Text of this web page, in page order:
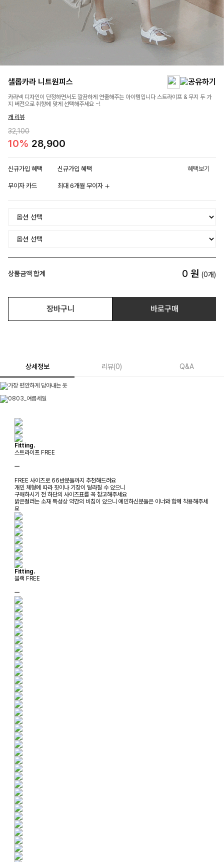
샐롭카라 니트원피스
카라넥 디자인이 단정하면서도 깔끔하게 연출해주는 아이템입니다 스트라이프 & 무지 두 가
지 버전으로 취향에 맞게 선택해주세요 ~!
개 리뷰
32,100
10% 28,900
신규가입 혜택 신규가입 혜택 혜택보기
무이자 카드 최대 6개월 무이자
상품금액 합계 0 원 (0개)
장바구니 바로구매
상세정보 리뷰(0) Q&A
Fitting.
스트라이프 FREE
ㅡ
FREE 사이즈로 66반분들까지 추천해드려요
개인 체형에 따라 핏이나 기장이 달라질 수 있으니
구매하시기 전 하단의 사이즈표를 꼭 참고해주세요
밝은컬러는 소재 특성상 약간의 비침이 있으니 예민하신분들은 이너와 함께 착용해주세
요
Fitting.
블랙 FREE
ㅡ